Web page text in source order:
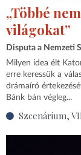
„Többé
világokat”
Disputa a Nemzeti
Milyen idea élt
erre keressük a
drámaíró
Bánk bán végleg...
Szcenárium,